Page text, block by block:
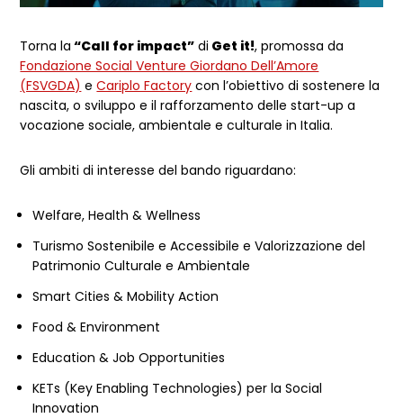
Torna la “Call for impact” di Get it!, promossa da
Fondazione Social Venture Giordano Dell’Amore
(FSVGDA) eCariplo Factory con l’obiettivo di sostenere la
nascita, o sviluppo e il rafforzamento delle start-up a
vocazione sociale, ambientale e culturale in Italia.
Gli ambiti di interesse del bando riguardano:
Welfare, Health & Wellness
Turismo Sostenibile e Accessibile e Valorizzazione del
Patrimonio Culturale e Ambientale
Smart Cities & Mobility Action
Food & Environment
Education & Job Opportunities
KETs (Key Enabling Technologies) per la Social
Innovation